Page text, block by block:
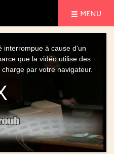
MENU
interrompue à cause d'un
que la vidéo utilise des
par votre navigateur.